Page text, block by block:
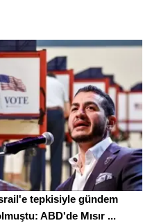
tepkisiyle gündem
ABD'de Mısır ...